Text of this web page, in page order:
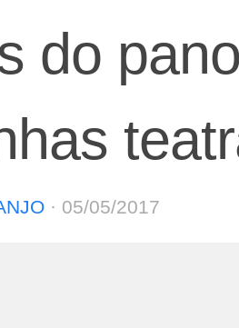
do
· 05/05/2017